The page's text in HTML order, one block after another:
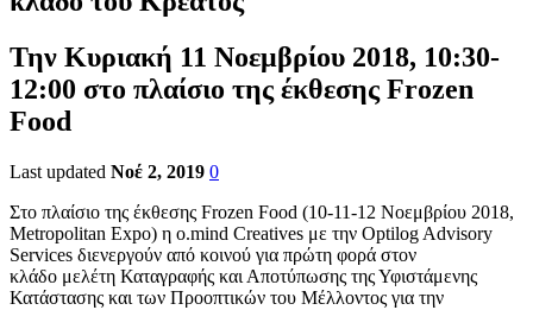
Την Κυριακή 11 Νοεμβρίου 2018, 10:30-
12:00 στο πλαίσιο της έκθεσης Frozen
Food
Last updated Νοέ 2, 2019 0
Στο πλαίσιο της έκθεσης Frozen Food (10-11-12 Νοεμβρίου 2018,
Metropolitan Expo) η o.mind Creatives με την Optilog Advisory
Services διενεργούν από κοινού για πρώτη φορά στον
κλάδο μελέτη Καταγραφής και Αποτύπωσης της Υφιστάμενης
Κατάστασης και των Προοπτικών του Μέλλοντος για την